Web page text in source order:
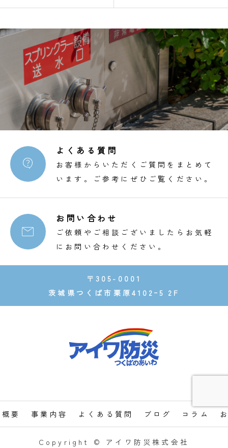

よくある質問
お客様からいただくご質問をまとめて
います。ご参考にぜひご覧ください。

お問い合わせ
ご依頼やご相談ございましたらお気軽
にお問い合わせください。
〒305-0001
茨城県つくば市栗原4102ｰ5 2F
要 事業内容 よくある質問 ブログ コラム
Copyright © アイワ防災株式会社